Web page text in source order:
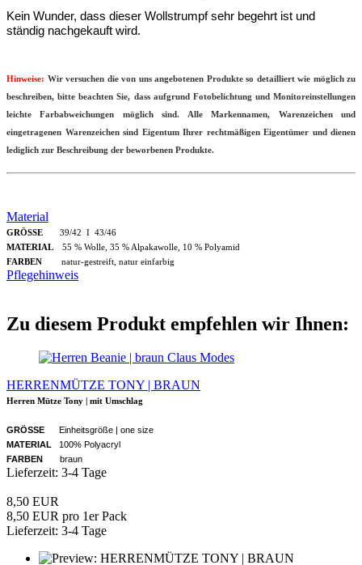
Kein Wunder, dass dieser Wollstrumpf sehr begehrt ist und
ständig nachgekauft wird.
Hinweise: Wir versuchen die von uns angebotenen Produkte so detailliert wie möglich zu
beschreiben, bitte beachten Sie, dass aufgrundFotobelichtung und Monitoreinstellungen
leichte Farbabweichungen möglich sind. Alle Markennamen, Warenzeichen und
eingetragenen Warenzeichen sind Eigentum Ihrer rechtmäßigen Eigentümer und dienen
lediglich zur Beschreibung der beworbenen Produkte.
Material
GRÖSSE 39/42 I 43/46
MATERIAL 55 % Wolle, 35 % Alpakawolle, 10 % Polyamid
FARBEN natur-gestreift, natur einfarbig
Pflegehinweis
Zu diesem Produkt empfehlen wir Ihnen:
Claus Modes
HERRENMÜTZE TONY | BRAUN
Herren Mütze Tony | mit Umschlag
GRÖSSE Einheitsgröße | one size
MATERIAL 100% Polyacryl
FARBEN
braun
Lieferzeit: 3-4 Tage
8,50 EUR
8,50 EUR pro 1er Pack
Lieferzeit: 3-4 Tage